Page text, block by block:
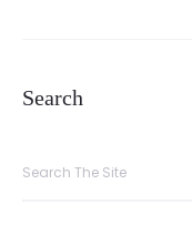
Search